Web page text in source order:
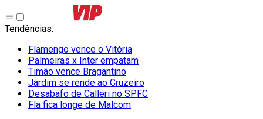
Tendências:
Flamengo vence o Vitória
Palmeiras x Inter empatam
Timão vence Bragantino
Jardim se rende ao Cruzeiro
Desabafo de Calleri no SPFC
Fla fica longe de Malcom